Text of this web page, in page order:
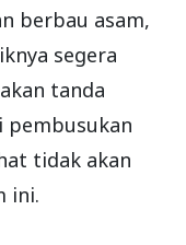
berbau asam,
segera
tanda
pembusukan
tidak akan
ini.